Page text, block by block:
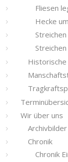
Fliesen
Hecke
Wir über uns
Archivbilder
Chronik
Chronik